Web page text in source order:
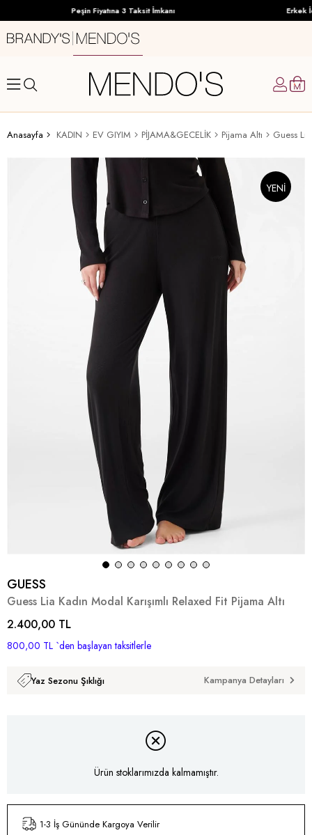
Peşin Fiyatına 3 Taksit İmkanı Erkek
Anasayfa KADIN EV GIYIM PİJAMA&GECELİK Pijama Altı Guess
YENI
GUESS
Guess Lia Kadın Modal Karışımlı Relaxed Fit Pijama Altı
2.400,00 TL
800,00 TL `den başlayan taksitlerle
Yaz Sezonu Şıklığı Kampanya Detayları
Ürün stoklarımızda kalmamıştır.
1-3 İş Gününde Kargoya Verilir